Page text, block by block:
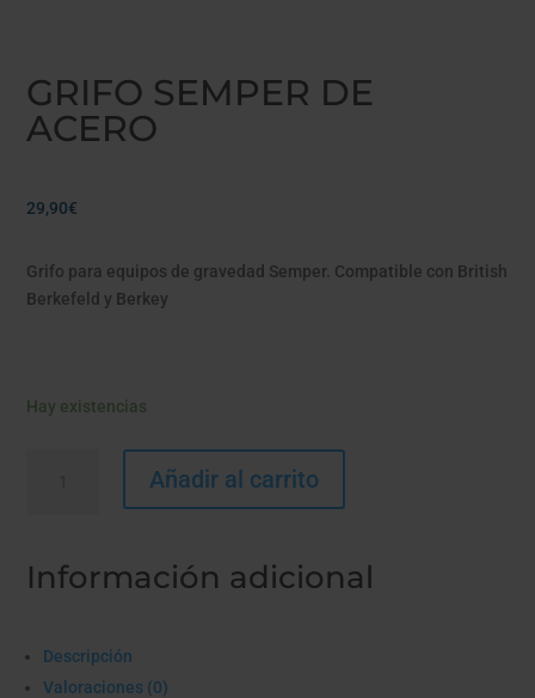
GRIFO SEMPER DE
ACERO
29,90€
Grifo para equipos de gravedad Semper. Compatible con British
Berkefeld y Berkey
Hay existencias
cantidad
Añadir al carrito
Información adicional
Descripción
Valoraciones (0)